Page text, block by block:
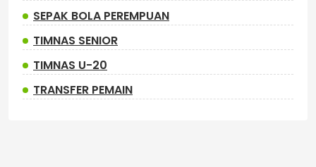
SEPAK BOLA PEREMPUAN
TIMNAS SENIOR
TIMNAS U-20
TRANSFER PEMAIN